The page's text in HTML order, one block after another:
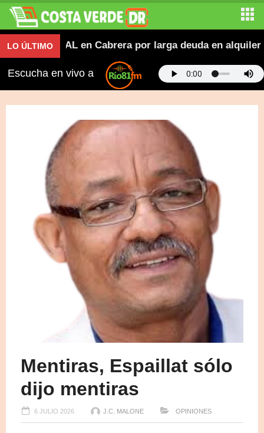
LO ÚLTIMOCAL en Cabrera por larga deuda en alquiler
Escucha en vivo a
Mentiras, Espaillat sólo
dijo mentiras
6 JULIO 2026 J.C. MALONE OPINIONES